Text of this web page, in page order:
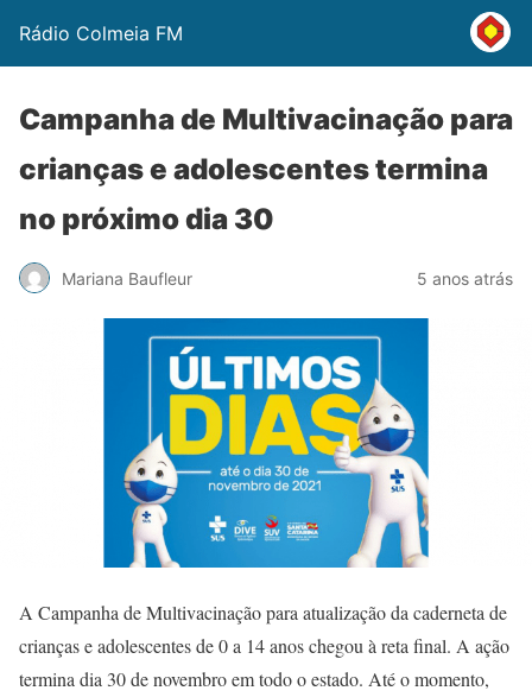
Rádio Colmeia FM
Campanha de Multivacinação para
crianças e adolescentes termina
no próximo dia 30
Mariana Baufleur 5 anos atrás
A Campanha de Multivacinação para atualização da caderneta de
crianças e adolescentes de 0 a 14 anos chegou à reta final. A ação
termina dia 30 de novembro em todo o estado. Até o momento,